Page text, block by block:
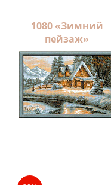
1080 «Зимний
пейзаж»